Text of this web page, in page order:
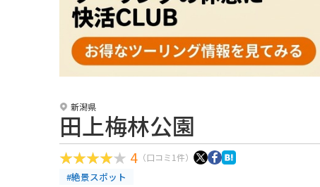
新潟県
田上梅林公園
4 （口コミ1件）
#絶景スポット